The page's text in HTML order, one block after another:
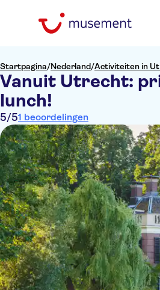
Startpagina/Nederland/Activiteiten in
Vanuit Utrecht:
lunch!
5/51 beoordelingen